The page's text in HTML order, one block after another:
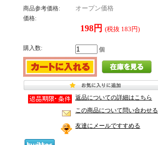
商品参考価格: オープン価格
価格:
198円 (税抜 183円)
購入数: 個
返品についての詳細はこちら
この商品について問い合わせる
友達にメールですすめる